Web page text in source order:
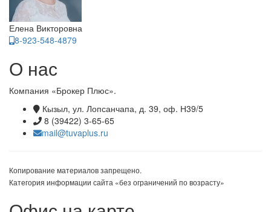
Елена Викторовна
8-923-548-4879
О нас
Компания «Брокер Плюс».
Кызыл, ул. Лопсанчапа, д. 39, оф. Н39/5
8 (39422) 3-65-65
mail@tuvaplus.ru
Копирование материалов запрещено.
Категория информации сайта «без ограничений по возрасту»